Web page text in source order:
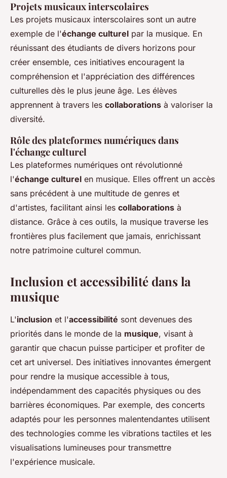
Projets musicaux interscolaires
Les projets musicaux interscolaires sont un autre
exemple de l'échange culturel par la musique. En
réunissant des étudiants de divers horizons pour
créer ensemble, ces initiatives encouragent la
compréhension et l'appréciation des différences
culturelles dès le plus jeune âge. Les élèves
apprennent à travers les collaborations à valoriser la
diversité.
Rôle des plateformes numériques dans
l'échange culturel
Les plateformes numériques ont révolutionné
l'échange culturel en musique. Elles offrent un accès
sans précédent à une multitude de genres et
d'artistes, facilitant ainsi les collaborations à
distance. Grâce à ces outils, la musique traverse les
frontières plus facilement que jamais, enrichissant
notre patrimoine culturel commun.
Inclusion et accessibilité dans la
musique
L'inclusion et l'accessibilité sont devenues des
priorités dans le monde de la musique, visant à
garantir que chacun puisse participer et profiter de
cet art universel. Des initiatives innovantes émergent
pour rendre la musique accessible à tous,
indépendamment des capacités physiques ou des
barrières économiques. Par exemple, des concerts
adaptés pour les personnes malentendantes utilisent
des technologies comme les vibrations tactiles et les
visualisations lumineuses pour transmettre
l'expérience musicale.